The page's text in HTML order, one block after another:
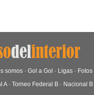
somos · Gol a Gol · Ligas · Fotos
A· Torneo Federal B · Nacional B